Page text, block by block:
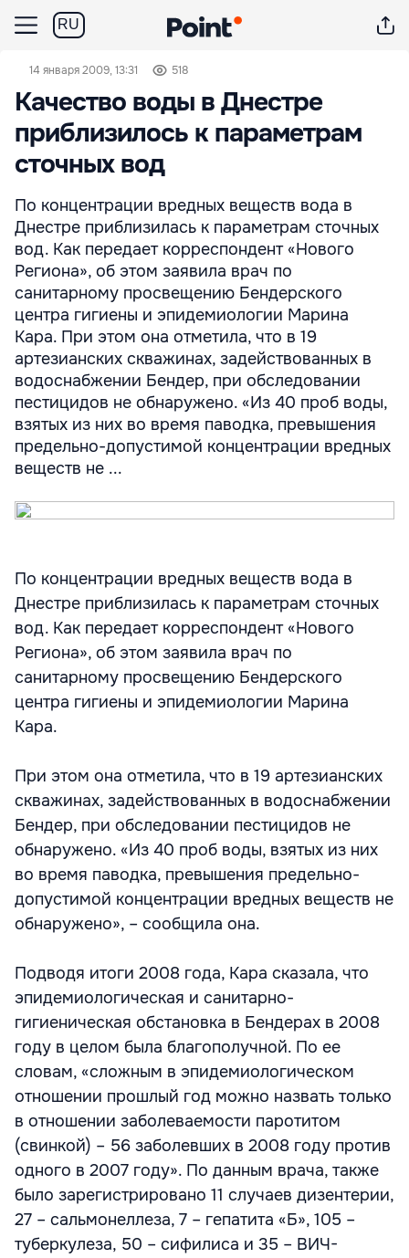
RU
14 января 2009, 13:31 518
Качество воды в Днестре
приблизилось к параметрам
сточных вод
По концентрации вредных веществ вода в
Днестре приблизилась к параметрам сточных
вод. Как передает корреспондент «Нового
Региона», об этом заявила врач по
санитарному просвещению Бендерского
центра гигиены и эпидемиологии Марина
Кара. При этом она отметила, что в 19
артезианских скважинах, задействованных в
водоснабжении Бендер, при обследовании
пестицидов не обнаружено. «Из 40 проб воды,
взятых из них во время паводка, превышения
предельно-допустимой концентрации вредных
веществ не ...
По концентрации вредных веществ вода в
Днестре приблизилась к параметрам сточных
вод. Как передает корреспондент «Нового
Региона», об этом заявила врач по
санитарному просвещению Бендерского
центра гигиены и эпидемиологии Марина
Кара.
При этом она отметила, что в 19 артезианских
скважинах, задействованных в водоснабжении
Бендер, при обследовании пестицидов не
обнаружено. «Из 40 проб воды, взятых из них
во время паводка, превышения предельно-
допустимой концентрации вредных веществ не
обнаружено», – сообщила она.
Подводя итоги 2008 года, Кара сказала, что
эпидемиологическая и санитарно-
гигиеническая обстановка в Бендерах в 2008
году в целом была благополучной. По ее
словам, «сложным в эпидемиологическом
отношении прошлый год можно назвать только
в отношении заболеваемости паротитом
(свинкой) – 56 заболевших в 2008 году против
одного в 2007 году». По данным врача, также
было зарегистрировано 11 случаев дизентерии,
27 – сальмонеллеза, 7 – гепатита «Б», 105 –
туберкулеза, 50 – сифилиса и 35 – ВИЧ-